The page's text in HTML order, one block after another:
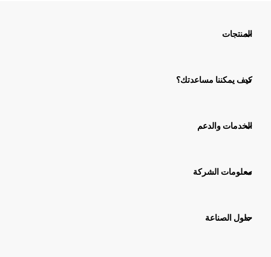
المنتجات
كيف يمكننا مساعدتك؟
الخدمات والدعم
معلومات الشركة
حلول الصناعة